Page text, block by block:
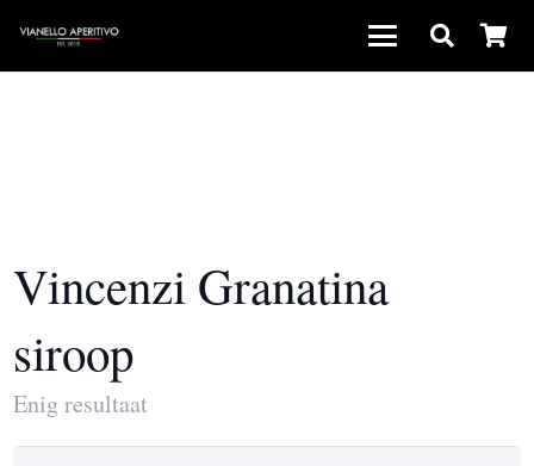
Vincenzi Granatina
siroop
Enig resultaat